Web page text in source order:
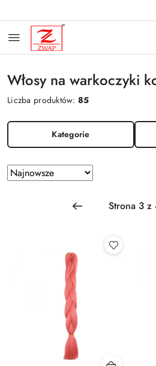
Włosy na warkoczyki
Liczba produktów:85
Kategorie
Zastosowano
sortowanie:
Sortuj
według